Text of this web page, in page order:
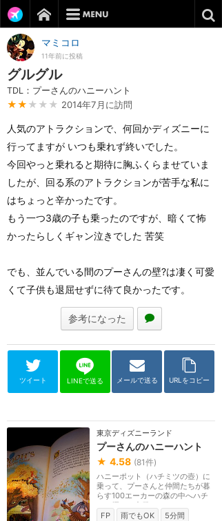
マミコロ
11年前に投稿
グルグル
TDL：プーさんのハニーハント
★★ ★★★ 2014年7月に訪問
人気のアトラクションで、何回かディズニーに
行ってますが いつも乗れず終いでした。
今回やっと乗れると期待に胸ふくらませていま
したが、回る系のアトラクションが苦手な私に
はちょっと辛かったです。
もう一つ3歳の子も乗ったのですが、暗くて怖
かったらしくギャン泣きでした 苦笑
でも、並んでいる間のプーさんの壁?は凄く可愛
くて子供も退屈せずに待て良かったです。
参考になった
ツイート LINEで送る メールで送る URLをコピー
東京ディズニーランド
プーさんのハニーハント
★ 4.58 (81件)
ハニーポット（ハチミツの壺）に
乗って、プーさんと仲間たちが暮
らす100エーカーの森の中へハチ
ミツ探しに出発！！...
FP
雨でもOK 5分間